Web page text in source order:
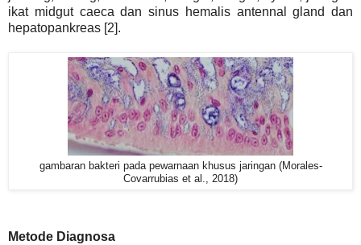
ikat midgut caeca dan sinus hemalis antennal gland dan
hepatopankreas [2].
gambaran bakteri pada pewarnaan khusus jaringan (Morales-
Covarrubias et al., 2018)
Metode Diagnosa